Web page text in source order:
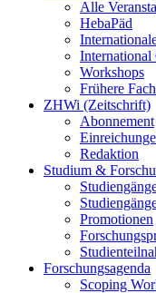
Alle
HebaPäd
International
Workshops
Frühere
ZHWi (Zeitschrift)
Abonnement
Redaktion
Studium &
Promotionen
Forschungsagenda
Scoping